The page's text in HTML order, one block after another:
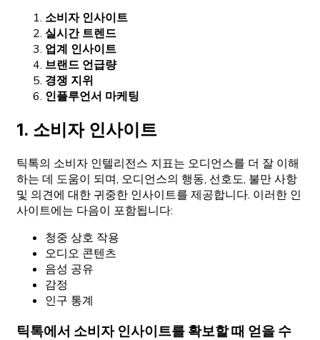
소비자 인사이트
실시간 트렌드
업계 인사이트
브랜드 언급량
경쟁 지위
인플루언서 마케팅
1. 소비자 인사이트
틱톡의 소비자 인텔리전스 지표는 오디언스를 더 잘 이해
하는 데 도움이 되며, 오디언스의 행동, 선호도, 불만 사항
및 의견에 대한 귀중한 인사이트를 제공합니다. 이러한 인
사이트에는 다음이 포함됩니다:
청중 상호 작용
오디오 콘텐츠
음성 공유
감정
인구 통계
틱톡에서 소비자 인사이트를 확보할 때 얻을 수